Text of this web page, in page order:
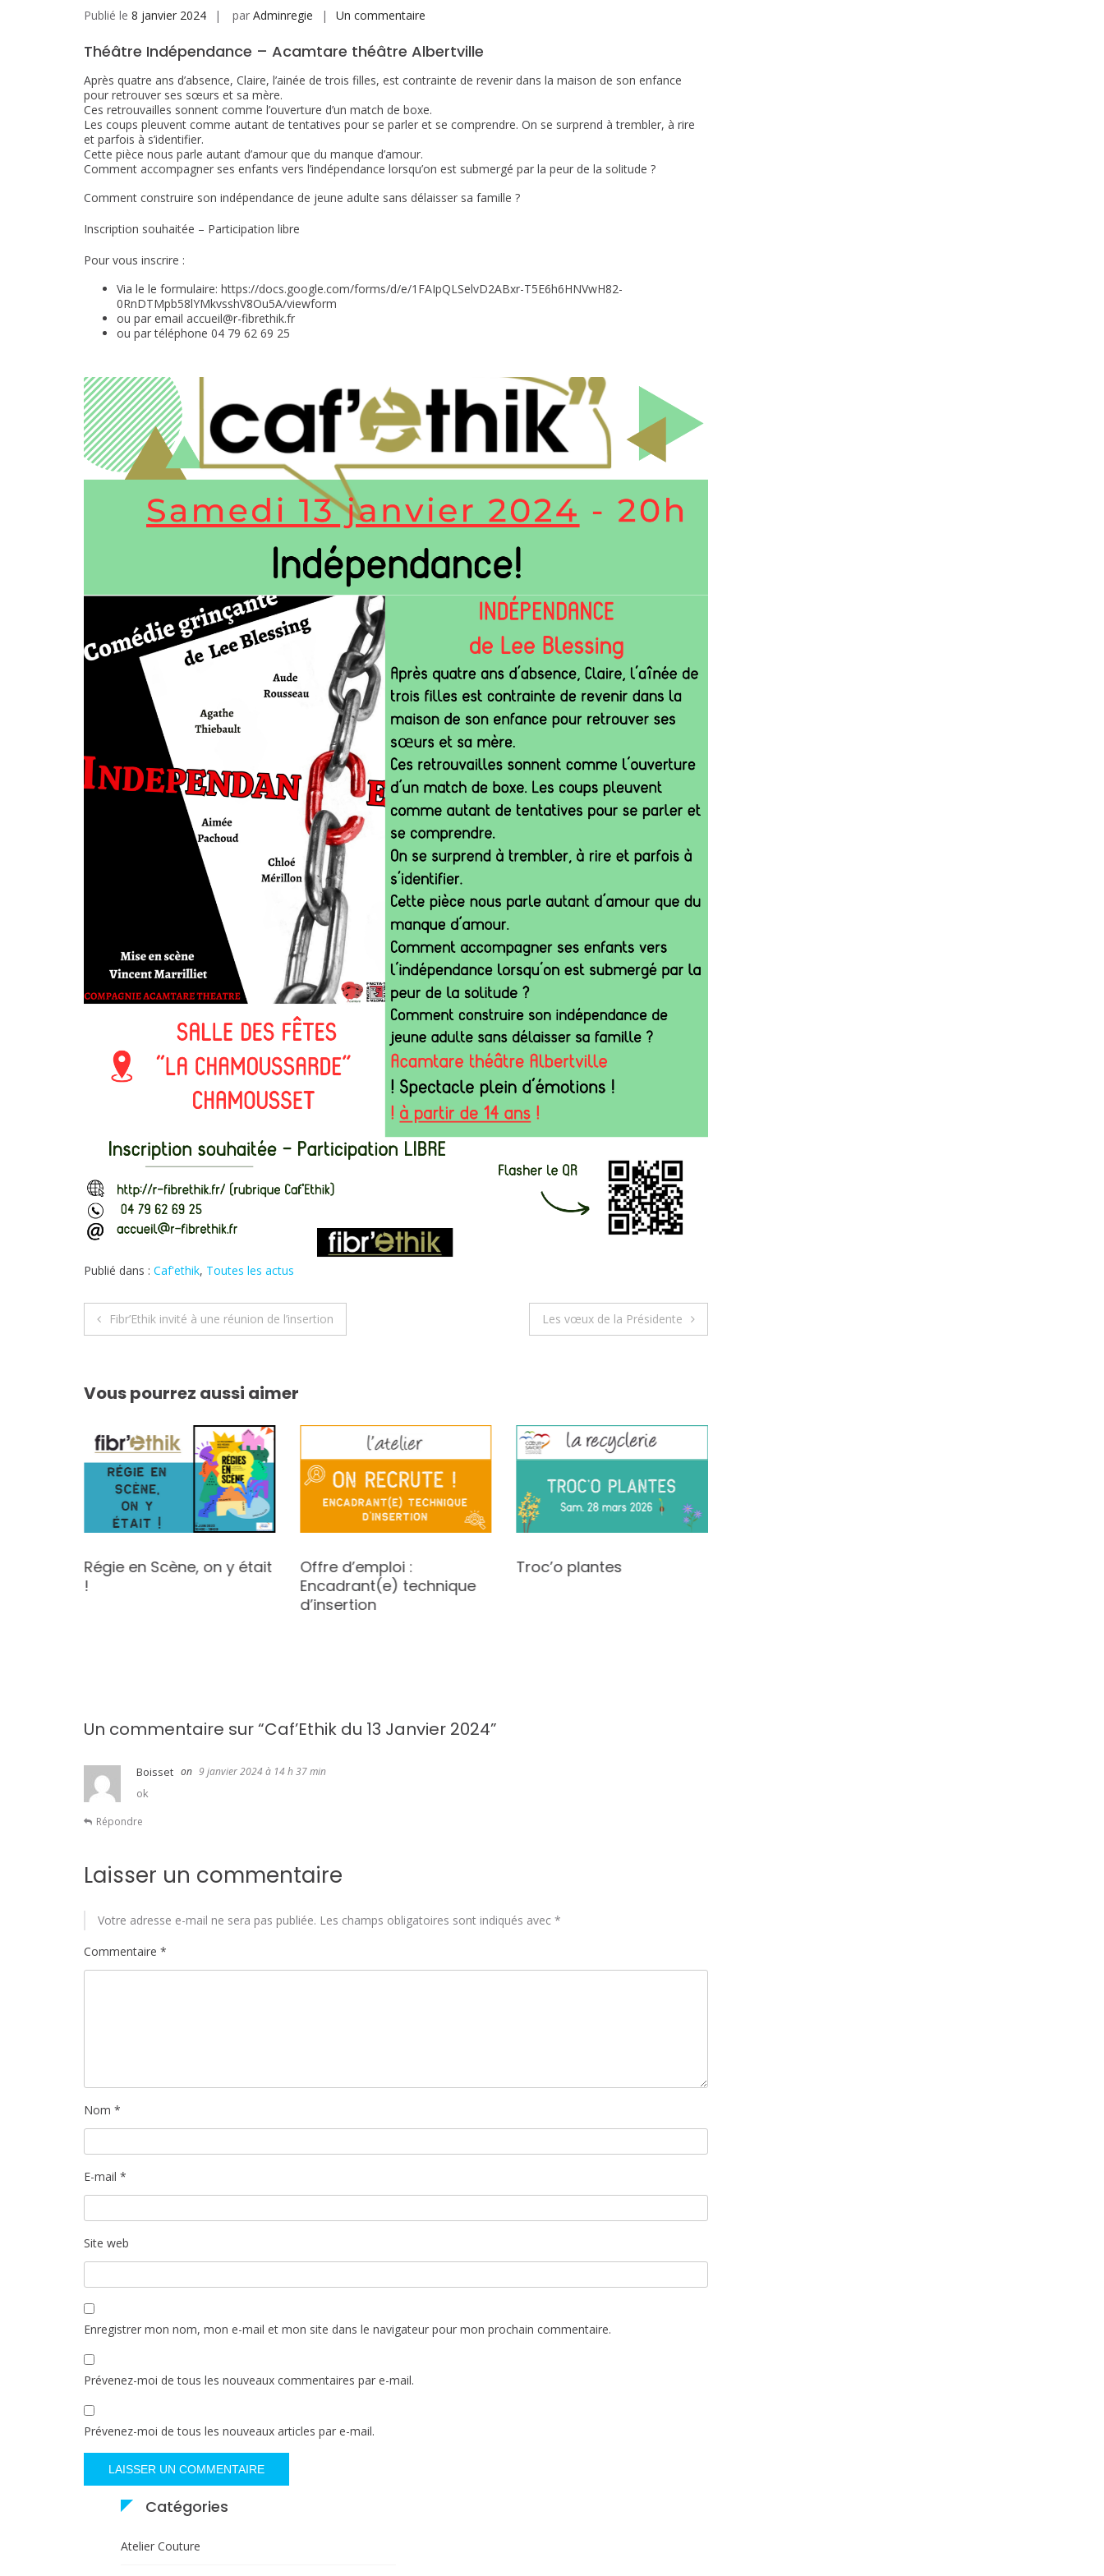
Publié le 8 janvier 2024 par Adminregie Un commentaire
du
2024
Théâtre Indépendance – Acamtare théâtre Albertville
Après quatre ans d’absence, Claire, l’ainée de trois filles, est contrainte de revenir dans la maison de son enfance
pour retrouver ses sœurs et sa mère.
Ces retrouvailles sonnent comme l’ouverture d’un match de boxe.
Les coups pleuvent comme autant de tentatives pour se parler et se comprendre. On se surprend à trembler, à rire
et parfois à s’identifier.
Cette pièce nous parle autant d’amour que du manque d’amour.
Comment accompagner ses enfants vers l’indépendance lorsqu’on est submergé par la peur de la solitude ?
Comment construire son indépendance de jeune adulte sans délaisser sa famille ?
Inscription souhaitée – Participation libre
Pour vous inscrire :
Via le le formulaire: https://docs.google.com/forms/d/e/1FAIpQLSelvD2ABxr-T5E6h6HNVwH82-
0RnDTMpb58lYMkvsshV8Ou5A/viewform
ou par email accueil@r-fibrethik.fr
ou par téléphone 04 79 62 69 25
Publié dans : Caf'ethik, Toutes les actus
Navigation
l’article
Fibr’Ethik invité à une réunion de l’insertion Les vœux de la Présidente
Vous pourrez aussi aimer
Régie en Scène, on y était
!
Offre d’emploi :
Encadrant(e) technique
d’insertion
Troc’o plantes
Un commentaire sur “Caf’Ethik du 13 Janvier 2024”
Boisset 9 janvier 2024 à 14 h 37 min
ok
Répondre
Laisser un commentaire
Votre adresse e-mail ne sera pas publiée. Les champs obligatoires sont indiqués avec *
Commentaire *
Nom *
E-mail *
Site web
Enregistrer mon nom, mon e-mail et mon site dans le navigateur pour mon prochain commentaire.
Prévenez-moi de tous les nouveaux commentaires par e-mail.
Prévenez-moi de tous les nouveaux articles par e-mail.
Catégories
Atelier Couture